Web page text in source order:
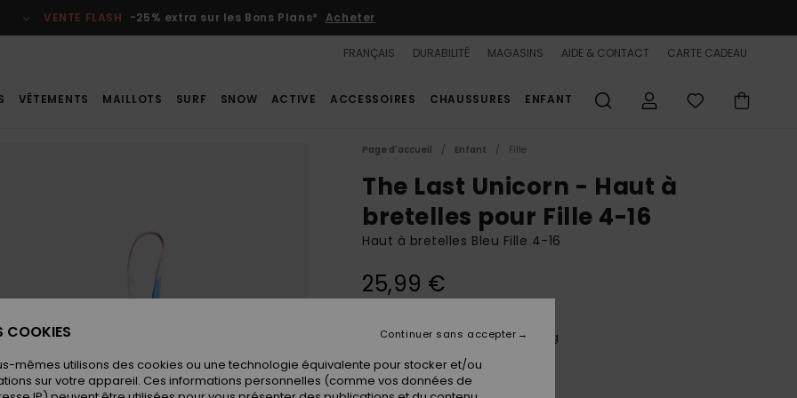
VENTE FLASH -25% extra sur les Bons Plans* Acheter
FRANÇAIS DURABILITÉ MAGASINS AIDE & CONTACT CARTE CADEAU
VÊTEMENTS MAILLOTS SURF SNOW ACTIVE ACCESSOIRES CHAUSSURES ENFANT
Page d'accueil Enfant Fille
The Last Unicorn - Haut à
bretelles pour Fille 4-16
Haut à bretelles Bleu Fille 4-16
25,99 €
CouleurAzure Blue Palm Island Rg
COOKIES
mêmes utilisons des cookies ou une technologie équivalente pour stocker et/ou
sur votre appareil. Ces informations personnelles (comme vos données de
Continuer sans accepter